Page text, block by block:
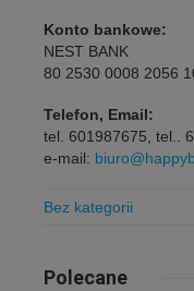
Konto bankowe:
NEST BANK
80 2530 0008 2056
Telefon, Email:
tel. 601987675, tel..
e-mail:
Bez kategorii
Polecane